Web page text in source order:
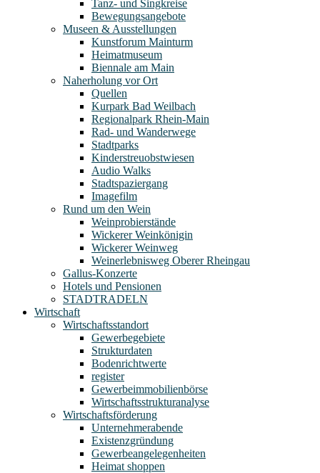
Tanz- und Singkreise
Bewegungsangebote
Museen & Ausstellungen
Kunstforum Mainturm
Heimatmuseum
Biennale am Main
Naherholung vor Ort
Quellen
Kurpark Bad Weilbach
Regionalpark Rhein-Main
Rad- und Wanderwege
Stadtparks
Kinderstreuobstwiesen
Audio Walks
Stadtspaziergang
Imagefilm
Rund um den Wein
Weinprobierstände
Wickerer Weinkönigin
Wickerer Weinweg
Weinerlebnisweg Oberer Rheingau
Gallus-Konzerte
Hotels und Pensionen
STADTRADELN
Wirtschaft
Wirtschaftsstandort
Gewerbegebiete
Strukturdaten
Bodenrichtwerte
register
Gewerbeimmobilienbörse
Wirtschaftsstrukturanalyse
Wirtschaftsförderung
Unternehmerabende
Existenzgründung
Gewerbeangelegenheiten
Heimat shoppen